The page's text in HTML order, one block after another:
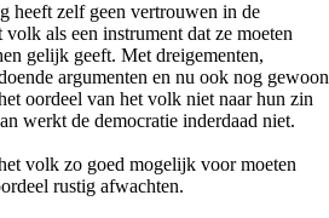
heeft zelf geen vertrouwen in de
volk als een instrument dat ze moeten
gelijk geeft. Met dreigementen,
argumenten en nu ook nog gewoon
oordeel van het volk niet naar hun zin
werkt de democratie inderdaad niet.
volk zo goed mogelijk voor moeten
rustig afwachten.